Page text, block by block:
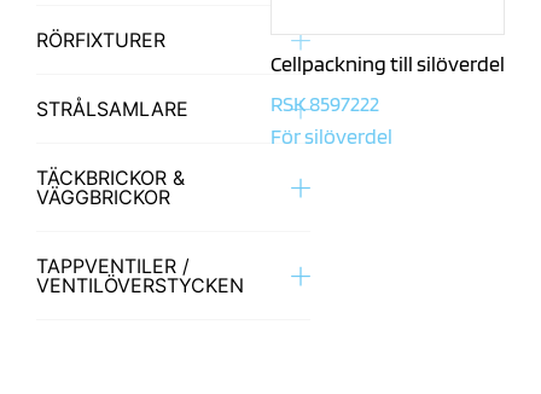
RESERVDELAR / TILLBEHÖR
RÖRFIXTURER
160 CC
STRÅLSAMLARE
SPARSTRÅLSAMLARE
TÄCKBRICKOR &
VÄGGBRICKOR
1-RÖRS
TAPPVENTILER /
VENTILÖVERSTYCKEN
Cellpackning till silöverdel
RSK 8597222
För silöverdel